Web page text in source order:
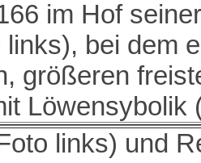
im Hof
links), bei dem
größeren
Löwensybolik
links) und